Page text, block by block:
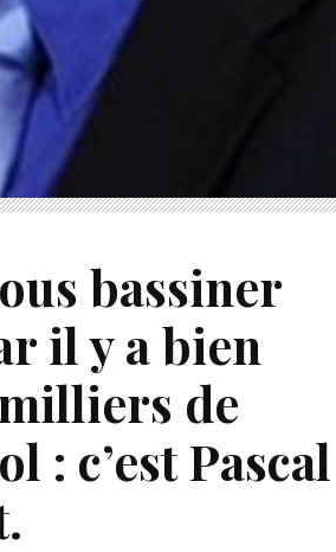
bassiner
il y a bien
de
: c’est Pascal